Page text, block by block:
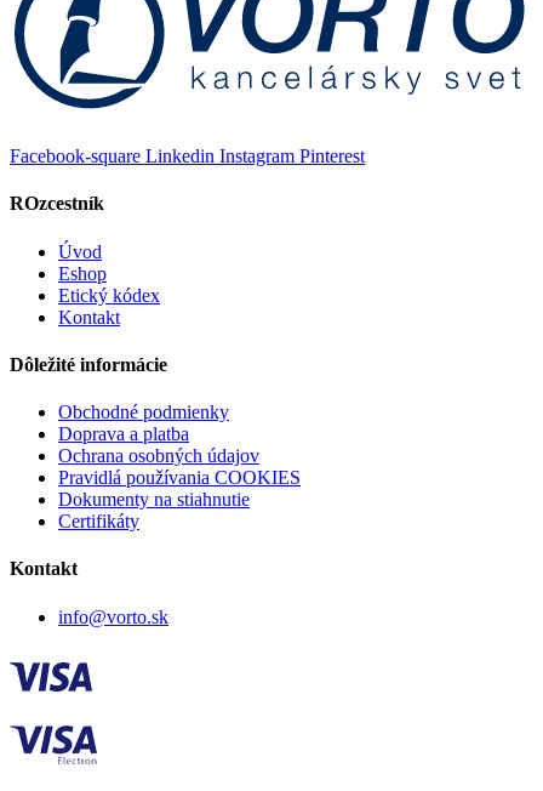
Facebook-square Linkedin Instagram Pinterest
ROzcestník
Úvod
Eshop
Etický kódex
Kontakt
Dôležité informácie
Obchodné podmienky
Doprava a platba
Ochrana osobných údajov
Pravidlá používania COOKIES
Dokumenty na stiahnutie
Certifikáty
Kontakt
info@vorto.sk